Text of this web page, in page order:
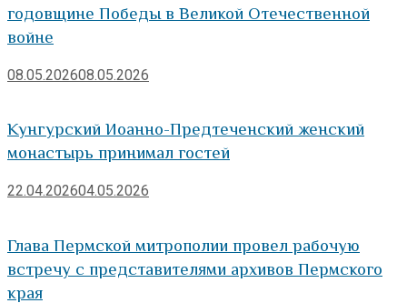
годовщине Победы в Великой Отечественной
войне
08.05.202608.05.2026
Кунгурский Иоанно-Предтеченский женский
монастырь принимал гостей
22.04.202604.05.2026
Глава Пермской митрополии провел рабочую
встречу с представителями архивов Пермского
края